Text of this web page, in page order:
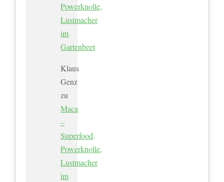
Powerknolle,
Lustmacher
im
Gartenbeet
Klaus
Genz
zu
Maca
–
Superfood,
Powerknolle,
Lustmacher
im